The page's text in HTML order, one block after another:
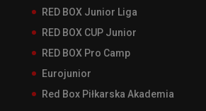
RED BOX Junior Liga
RED BOX CUP Junior
RED BOX Pro Camp
Eurojunior
Red Box Piłkarska Akademia